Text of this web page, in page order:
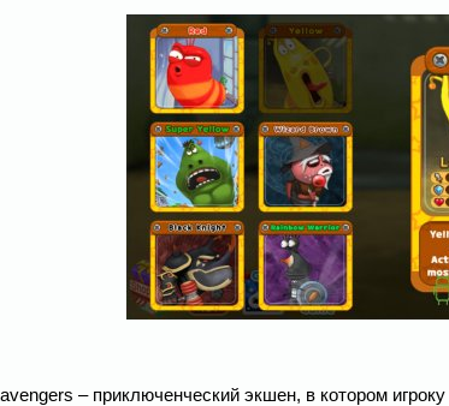
– приключенческий экшен, в котором